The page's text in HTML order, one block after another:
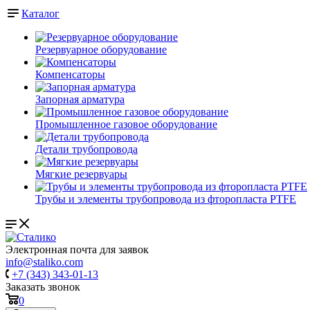
Каталог
Резервуарное оборудование
Компенсаторы
Запорная арматура
Промышленное газовое оборудование
Детали трубопровода
Мягкие резервуары
Трубы и элементы трубопровода из фторопласта PTFE
Электронная почта для заявок
info@staliko.com
+7 (343) 343-01-13
Заказать звонок
0